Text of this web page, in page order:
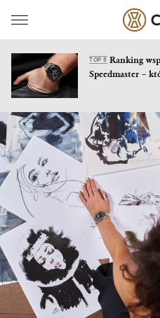
Skip
to
content
TOP 5Ranking
Speedmaster –